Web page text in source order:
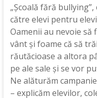
2019;
„Școală fără
către elevi pentru
Oamenii au nevoie
vânt și foame că să
răutăcioase a altora
pe ale sale și se vor
Ne alăturăm
– explicăm elevilor,